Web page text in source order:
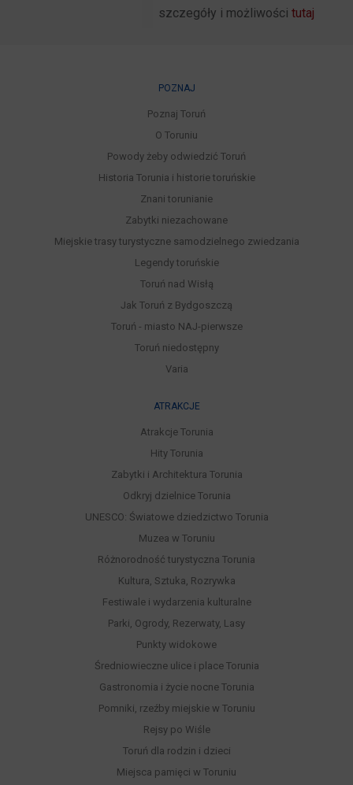
szczegóły i możliwości tutaj
POZNAJ
Poznaj Toruń
O Toruniu
Powody żeby odwiedzić Toruń
Historia Torunia i historie toruńskie
Znani torunianie
Zabytki niezachowane
Miejskie trasy turystyczne samodzielnego zwiedzania
Legendy toruńskie
Toruń nad Wisłą
Jak Toruń z Bydgoszczą
Toruń - miasto NAJ-pierwsze
Toruń niedostępny
Varia
ATRAKCJE
Atrakcje Torunia
Hity Torunia
Zabytki i Architektura Torunia
Odkryj dzielnice Torunia
UNESCO: Światowe dziedzictwo Torunia
Muzea w Toruniu
Różnorodność turystyczna Torunia
Kultura, Sztuka, Rozrywka
Festiwale i wydarzenia kulturalne
Parki, Ogrody, Rezerwaty, Lasy
Punkty widokowe
Średniowieczne ulice i place Torunia
Gastronomia i życie nocne Torunia
Pomniki, rzeźby miejskie w Toruniu
Rejsy po Wiśle
Toruń dla rodzin i dzieci
Miejsca pamięci w Toruniu